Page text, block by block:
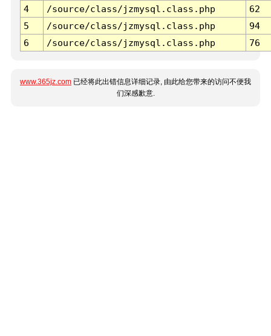
4
/source/class/jzmysql.class.php
62
5
/source/class/jzmysql.class.php
94
6
/source/class/jzmysql.class.php 76
www.365jz.com 已经将此出错信息详细记录, 由此给您带来的访问不便我
们深感歉意.